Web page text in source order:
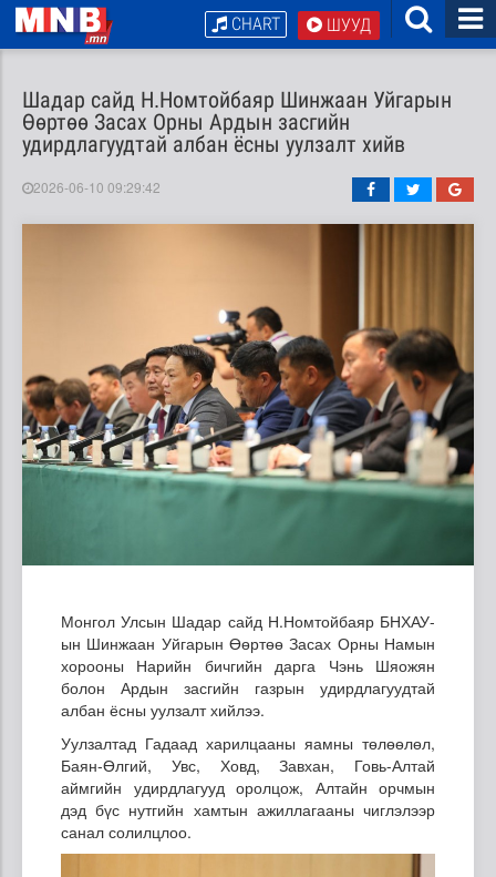
ШУУД
CHART
Шадар сайд Н.Номтойбаяр Шинжаан Уйгарын
Өөртөө Засах Орны Ардын засгийн
удирдлагуудтай албан ёсны уулзалт хийв
2026-06-10 09:29:42
Монгол Улсын Шадар сайд Н.Номтойбаяр БНХАУ-
ын Шинжаан Уйгарын Өөртөө Засах Орны Намын
хорооны Нарийн бичгийн дарга Чэнь Шяожян
болон Ардын засгийн газрын удирдлагуудтай
албан ёсны уулзалт хийлээ.
Уулзалтад Гадаад харилцааны яамны төлөөлөл,
Баян-Өлгий, Увс, Ховд, Завхан, Говь-Алтай
аймгийн удирдлагууд оролцож, Алтайн орчмын
дэд бүс нутгийн хамтын ажиллагааны чиглэлээр
санал солилцлоо.